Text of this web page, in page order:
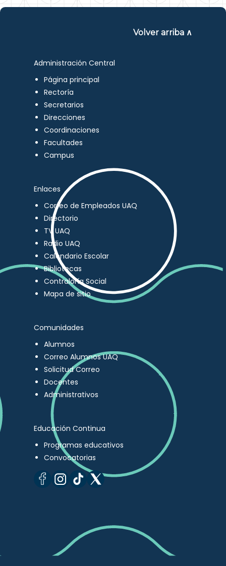
Volver arriba ∧
Administración Central
Página principal
Rectoría
Secretarios
Direcciones
Coordinaciones
Facultades
Campus
Enlaces
Correo de Empleados UAQ
Directorio
TV UAQ
Radio UAQ
Calendario Escolar
Bibliotecas
Contraloría Social
Mapa de sitio
Comunidades
Alumnos
Correo Alumnos UAQ
Solicitud Correo
Docentes
Administrativos
Educación Continua
Programas educativos
Convocatorias